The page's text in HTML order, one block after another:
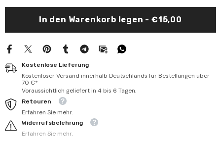
في
Elfaz
في
ويليها
Delalatu
Elfaz
In den Warenkorb legen - €15,00
Kostenlose Lieferung
Kostenloser Versand innerhalb Deutschlands für Bestellungen über
70 €*
Voraussichtlich geliefert in 4 bis 6 Tagen.
Retouren
Erfahren Sie mehr.
Widerrufsbelehrung
Erfahren Sie mehr.